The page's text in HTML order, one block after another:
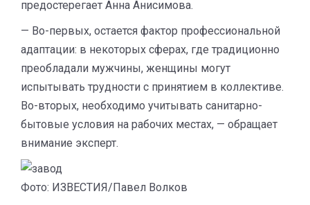
предостерегает Анна Анисимова.
— Во-первых, остается фактор профессиональной
адаптации: в некоторых сферах, где традиционно
преобладали мужчины, женщины могут
испытывать трудности с принятием в коллективе.
Во-вторых, необходимо учитывать санитарно-
бытовые условия на рабочих местах, — обращает
внимание эксперт.
Фото: ИЗВЕСТИЯ/Павел Волков